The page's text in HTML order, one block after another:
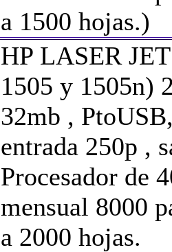
a 1500 hojas.)
HP LASER
1505 y 1505n)
32mb ,
entrada 250p ,
Procesador de
mensual 8000
a 2000 hojas.